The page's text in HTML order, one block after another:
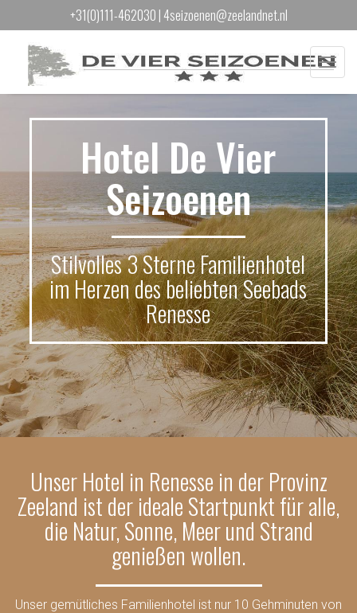
+31(0)111-462030 | 4seizoenen@zeelandnet.nl
Menu
Hotel De Vier
Seizoenen
Stilvolles 3 Sterne Familienhotel
im Herzen des beliebten Seebads
Renesse
Unser Hotel in Renesse in der Provinz
Zeeland ist der ideale Startpunkt für alle,
die Natur, Sonne, Meer und Strand
genießen wollen.
Unser gemütliches Familienhotel ist nur 10 Gehminuten von